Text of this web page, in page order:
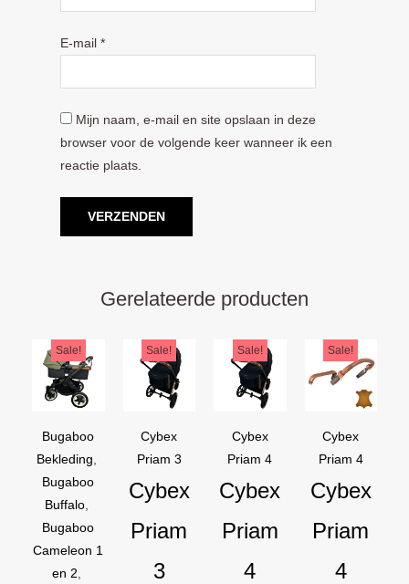
E-mail *
Mijn naam, e-mail en site opslaan in deze
browser voor de volgende keer wanneer ik een
reactie plaats.
Gerelateerde producten
Sale!
Bugaboo
Bekleding,
Bugaboo
Buffalo,
Bugaboo
Cameleon 1
en 2,
Oorspronkelijke
prijs
prijs
Sale!
Cybex
Priam 3
Cybex
Priam
3
Oorspronkelijke
prijs
Huidige
prijs
Sale!
Cybex
Priam 4
Cybex
Priam
4
Oorspronkelijke
prijs
was:
Huidige
prijs
is:
Sale!
Cybex
Priam 4
Cybex
Priam
4
prijs
was:
prijs
is: